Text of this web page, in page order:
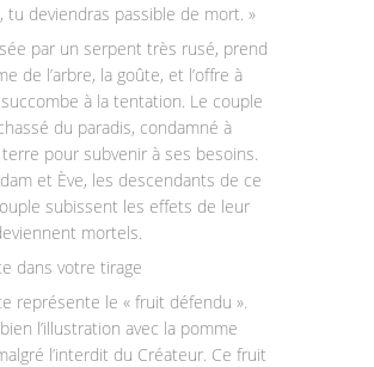
tu deviendras passible de mort. »
par un serpent très rusé, prend
de l’arbre, la goûte, et l’offre à
à la tentation. Le couple
du paradis, condamné à
pour subvenir à ses besoins.
et Ève, les descendants de ce
subissent les effets de leur
mortels.
dans votre tirage
représente le « fruit défendu ».
l’illustration avec la pomme
l’interdit du Créateur. Ce fruit